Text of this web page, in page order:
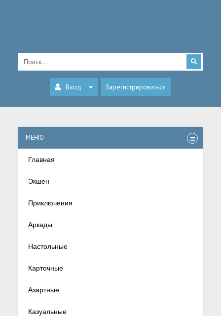
Вход Зарегистрироваться
МЕНЮ
Главная
Экшен
Приключения
Аркады
Настольные
Карточные
Азартные
Казуальные